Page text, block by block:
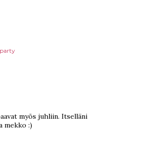
myös juhliin. Itselläni
mekko :)